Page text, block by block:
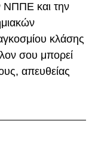
ΝΠΠΕ και την
κλάσης
σου μπορεί
απευθείας